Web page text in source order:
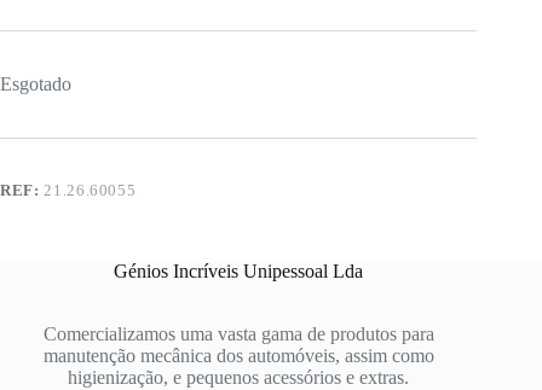
Esgotado
REF: 21.26.60055
Génios Incríveis Unipessoal Lda
Comercializamos uma vasta gama de produtos para
manutenção mecânica dos automóveis, assim como
higienização, e pequenos acessórios e extras.